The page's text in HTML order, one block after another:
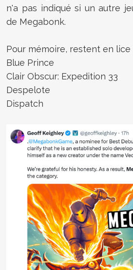
n'a pas indiqué si un autre
de Megabonk.
Pour mémoire, restent en lice
Blue Prince
Clair Obscur: Expedition 33
Despelote
Dispatch